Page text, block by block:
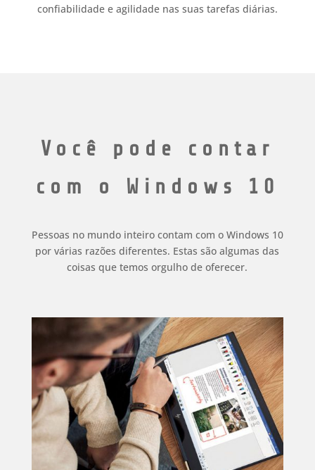
confiabilidade e agilidade nas suas tarefas diárias.
Você pode contar
com o Windows 10
Pessoas no mundo inteiro contam com o Windows 10
por várias razões diferentes. Estas são algumas das
coisas que temos orgulho de oferecer.